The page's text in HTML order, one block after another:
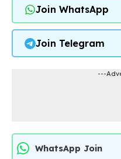
Join WhatsApp
Join Telegram
---
WhatsApp Join